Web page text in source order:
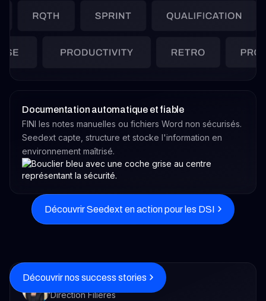
Documentation automatique et fiable
FINI les notes manuelles ou fichiers Word non sécurisés.
Seedext capte, structure et stocke l'information en
environnement maîtrisé.
Découvrir Seedext en action pour les DSI
Anne-Claire Viemont
Direction Filières
Découvrir nos success stories